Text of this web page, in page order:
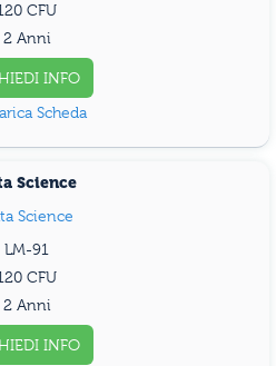
2 Anni
INFO
Scheda
Science
Science
LM-91
2 Anni
INFO